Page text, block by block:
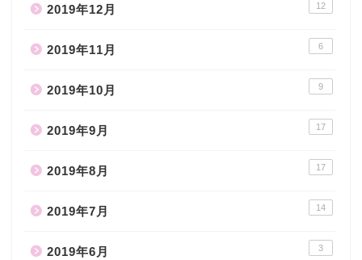
2019年12月 12
2019年11月 6
2019年10月 9
2019年9月 17
2019年8月 17
2019年7月 14
2019年6月 3